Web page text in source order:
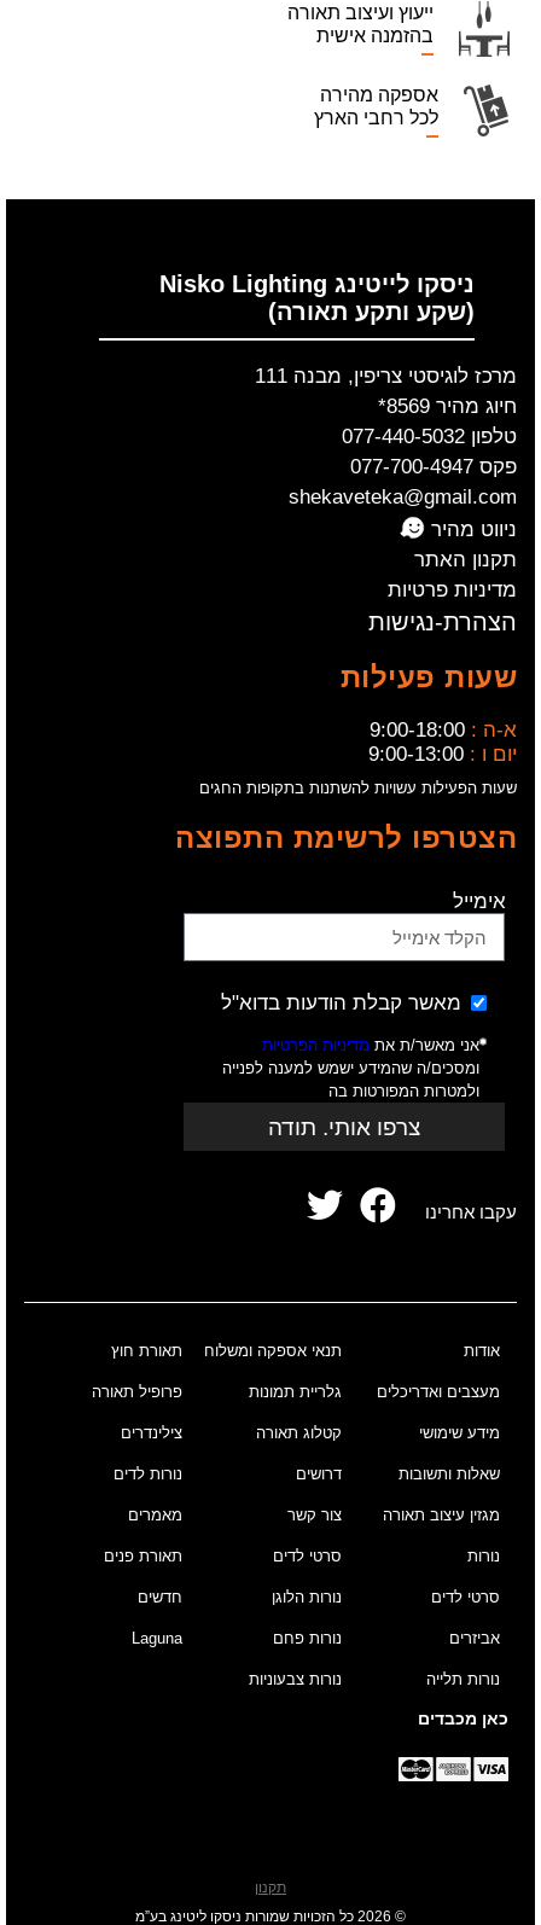
ייעוץ ועיצוב תאורה
בהזמנה אישית
אספקה מהירה
לכל רחבי הארץ
ניסקו לייטינג Nisko Lighting
(שקע ותקע תאורה)
מרכז לוגיסטי צריפין, מבנה 111
חיוג מהיר 8569*
טלפון 077-440-5032
פקס 077-700-4947
shekaveteka@gmail.com
ניווט מהיר
תקנון האתר
מדיניות פרטיות
הצהרת-נגישות
שעות פעילות
א-ה : 9:00-18:00
יום ו : 9:00-13:00
שעות הפעילות עשויות להשתנות בתקופות החגים
הצטרפו לרשימת התפוצה
אימייל
מאשר קבלת הודעות בדוא"ל
אני מאשר/ת את מדיניות הפרטיות
ומסכים/ה שהמידע ישמש למענה לפנייה
ולמטרות המפורטות בה
צרפו אותי. תודה
עקבו אחרינו
אודות
מעצבים ואדריכלים
מידע שימושי
שאלות ותשובות
מגזין עיצוב תאורה
תנאי אספקה ומשלוח
גלריית תמונות
קטלוג תאורה
דרושים
צור קשר
תאורת חוץ
פרופיל תאורה
צילינדרים
נורות לדים
מאמרים
נורות
סרטי לדים
אביזרים
נורות תלייה
סרטי לדים
נורות הלוגן
נורות פחם
נורות צבעוניות
תאורת פנים
חדשים
Laguna
כאן מכבדים
תקנון
© 2026 כל הזכויות שמורות ניסקו ליטינג בע”מ